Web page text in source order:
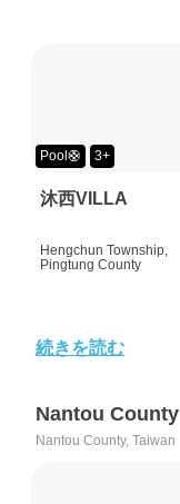
Pool🛟 3+
沐西VILLA
Hengchun Township,
Pingtung County
続きを読む
Nantou County
Nantou County, Taiwan